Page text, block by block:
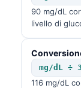
90 mg/dL
livello di
mg/dL ÷
116 mg/dL